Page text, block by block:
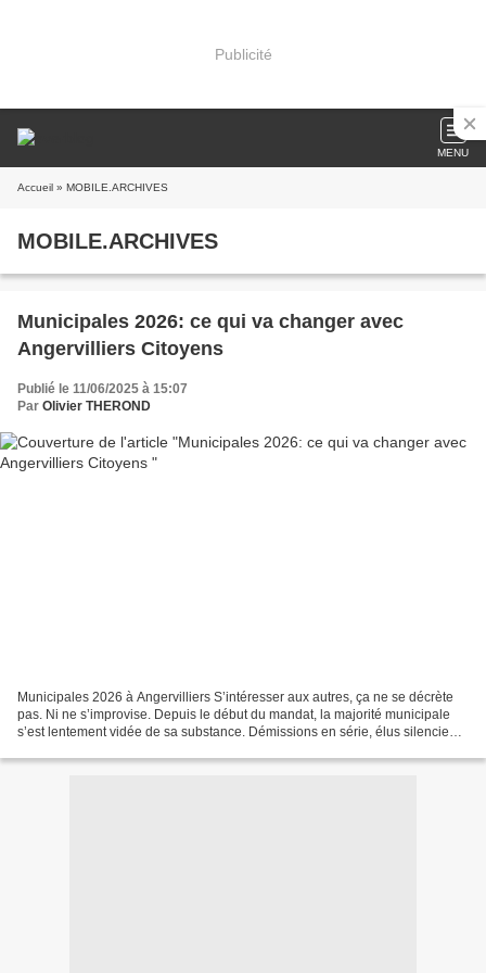
Publicité
MENU
Accueil » MOBILE.ARCHIVES
MOBILE.ARCHIVES
Municipales 2026: ce qui va changer avec
Angervilliers Citoyens
Publié le 11/06/2025 à 15:07
Par Olivier THEROND
Municipales 2026 à Angervilliers S’intéresser aux autres, ça ne se décrète
pas. Ni ne s’improvise. Depuis le début du mandat, la majorité municipale
s’est lentement vidée de sa substance. Démissions en série, élus silencieux